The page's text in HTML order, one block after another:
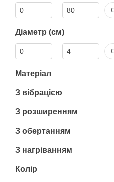
Від Довжина (см)
До Довжина (см)
Діаметр (см)
Від Діаметр (см)
До Діаметр (см)
Матеріал
З вібрацією
З розширенням
З обертанням
З нагріванням
Колір